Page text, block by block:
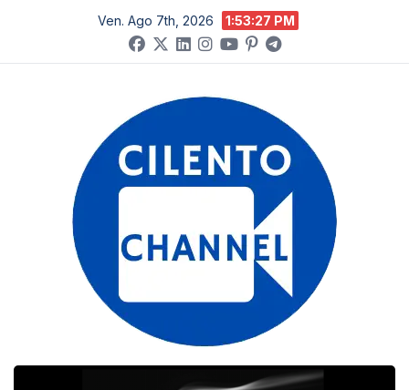
contenuto
Ven. Ago 7th, 2026 1:53:28 PM